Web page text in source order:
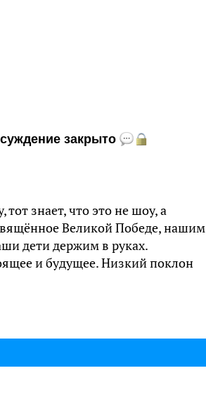
закрыто
знает, что это не шоу, а
Великой Победе, нашим
дети держим в руках.
и будущее. Низкий поклон